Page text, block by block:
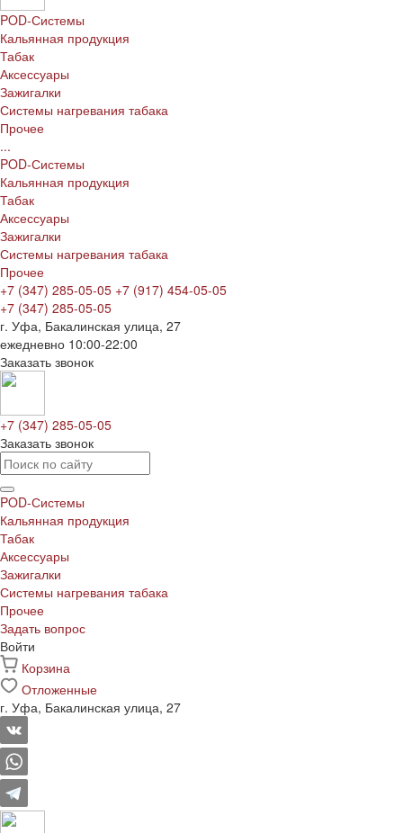
POD-Системы
Кальянная продукция
Табак
Аксессуары
Зажигалки
Системы нагревания табака
Прочее
...
POD-Системы
Кальянная продукция
Табак
Аксессуары
Зажигалки
Системы нагревания табака
Прочее
+7 (347) 285-05-05 +7 (917) 454-05-05
+7 (347) 285-05-05
г. Уфа, Бакалинская улица, 27
ежедневно 10:00-22:00
Заказать звонок
+7 (347) 285-05-05
Заказать звонок
POD-Системы
Кальянная продукция
Табак
Аксессуары
Зажигалки
Системы нагревания табака
Прочее
Задать вопрос
Войти
Корзина
Отложенные
г. Уфа, Бакалинская улица, 27